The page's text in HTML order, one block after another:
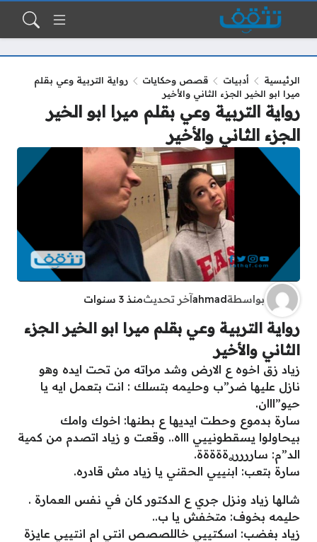
الرئيسية أدبيات قصص وحكايات
رواية التربية وعي بقلم
ميرا ابو الخير الجزء الثاني والأخير
رواية التربية وعي بقلم ميرا ابو الخير
الجزء الثاني والأخير
بواسطةahmadآخر تحديثمنذ 3 سنوات
رواية التربية وعي بقلم ميرا ابو الخير الجزء
الثاني والأخير
زياد زق اخوه ع الارض وشد مراته من تحت ايده وهو
نازل عليها ضر”ب وحليمه بتسلك : انت بتعمل ايه يا
حيو”ااان.
سارة بدموع وحطت ايديها ع بطنها: اخوك وامك
بيحاولوا يسقطونييي اااه.. وقعت و زياد اتصدم من كمية
الد”م: ساررررࢪةةةةة.
سارة بتعب: ابنييي الحقني يا زياد مش قادره.
شالها زياد ونزل جري ع الدكتور كان في نفس العمارة .
حليمه بخوف: متخفش يا ب..
زياد بغضب: اسكتييي خاللصصص انتي ام انتييي عايزة